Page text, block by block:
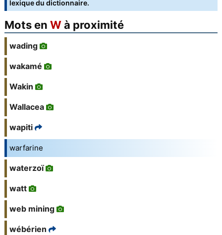
lexique du dictionnaire.
Mots en Wà proximité
wading
wakamé
Wakin
Wallacea
wapiti
warfarine
waterzoï
watt
web mining
wébérien